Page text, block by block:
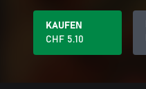
KAUFEN
CHF 5.10